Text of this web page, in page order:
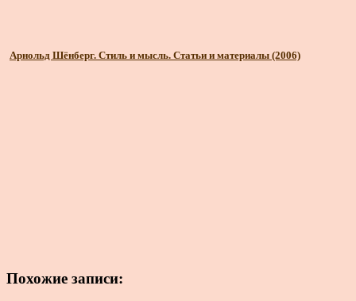
Арнольд Шёнберг. Стиль и мысль. Статьи и материалы (2006)
Похожие записи: